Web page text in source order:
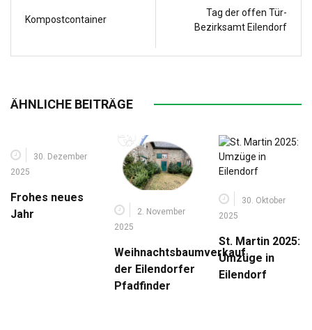
Kompostcontainer
Tag der offen Tür-
Bezirksamt Eilendorf
ÄHNLICHE BEITRÄGE
30. Dezember
2025
Frohes neues
Jahr
2. November
2025
Weihnachtsbaumverkauf
der Eilendorfer
Pfadfinder
30. Oktober
2025
St. Martin 2025:
Umzüge in
Eilendorf